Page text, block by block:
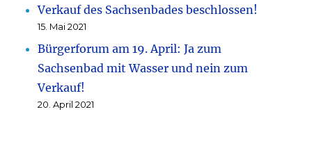
Verkauf des Sachsenbades beschlossen!
15. Mai 2021
Bürgerforum am 19. April: Ja zum
Sachsenbad mit Wasser und nein zum
Verkauf!
20. April 2021